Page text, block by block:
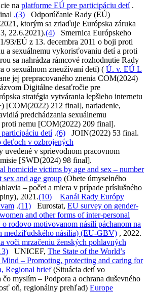
na platforme EÚ pre participáciu detí.
.(3)
Odporúčanie Rady (EÚ)
ktorým sa zriaďuje Európska záruka
22.6.2021).(4)
Smernica Európskeho
93/EÚ z 13. decembra 2011 o boji proti
a sexuálnemu vykorisťovaniu detí a proti
sa nahrádza rámcové rozhodnutie Rady
o sexuálnom zneužívaní detí) ( Ú. v. EÚ L
jej prepracovaného znenia COM(2024)
Digitálne desaťročie pre
stratégia vytvárania lepšieho internetu
[COM(2022) 212 final], nariadenie,
predchádzania sexuálnemu
proti nemu [COM(2022) 209 final].
detí.(6)
JOIN(2022) 53 final.
deťoch v ozbrojených
uvedené v sprievodnom pracovnom
[SWD(2024) 98 final].
homicide victims by age and sex – number
sex and age group (Obete úmyselného
– počet a miera v prípade príslušného
2021.(10)
Kanál Rady Európy
.(11) Eurostat, EU survey on gender-
and other forms of inter-personal
rodovo motivovanom násilí páchanom na
medziľudského násilia) (EU-GBV) , 2022.
voči mrzačeniu ženských pohlavných
UNICEF, The State of the World’s
– Promoting, protecting and caring for
Regional brief(Situácia detí vo
myslím – Podpora a ochrana duševného
oň, regionálny prehľad) Europe